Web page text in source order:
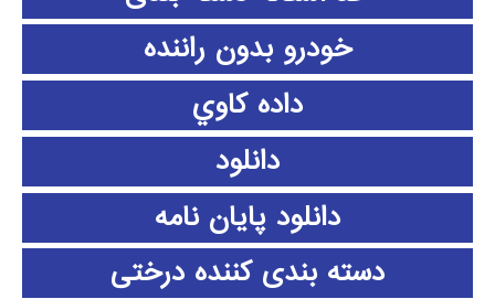
خودرو بدون راننده
داده كاوي
دانلود
دانلود پايان نامه
دسته بندی کننده درختی